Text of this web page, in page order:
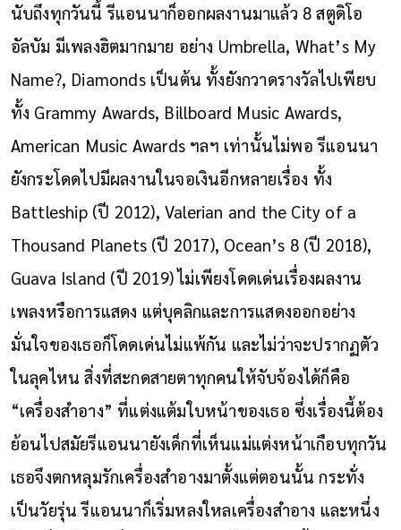
นับถึงทุกวันนี้ รีแอนนาก็ออกผลงานมาแล้ว 8 สตูดิโอ
อัลบัม มีเพลงฮิตมากมาย อย่าง Umbrella, What’s My
Name?, Diamonds เป็นต้น ทั้งยังกวาดรางวัลไปเพียบ
ทั้ง Grammy Awards, Billboard Music Awards,
American Music Awards ฯลฯ เท่านั้นไม่พอ รีแอนนา
ยังกระโดดไปมีผลงานในจอเงินอีกหลายเรื่อง ทั้ง
Battleship (ปี 2012), Valerian and the City of a
Thousand Planets (ปี 2017), Ocean’s 8 (ปี 2018),
Guava Island (ปี 2019)ไม่เพียงโดดเด่นเรื่องผลงาน
เพลงหรือการแสดง แต่บุคลิกและการแสดงออกอย่าง
มั่นใจของเธอก็โดดเด่นไม่แพ้กัน และไม่ว่าจะปรากฏตัว
ในลุคไหน สิ่งที่สะกดสายตาทุกคนให้จับจ้องได้ก็คือ
“เครื่องสำอาง” ที่แต่งแต้มใบหน้าของเธอ ซึ่งเรื่องนี้ต้อง
ย้อนไปสมัยรีแอนนายังเด็กที่เห็นแม่แต่งหน้าเกือบทุกวัน
เธอจึงตกหลุมรักเครื่องสำอางมาตั้งแต่ตอนนั้น กระทั่ง
เป็นวัยรุ่น รีแอนนาก็เริ่มหลงใหลเครื่องสำอาง และหนึ่ง